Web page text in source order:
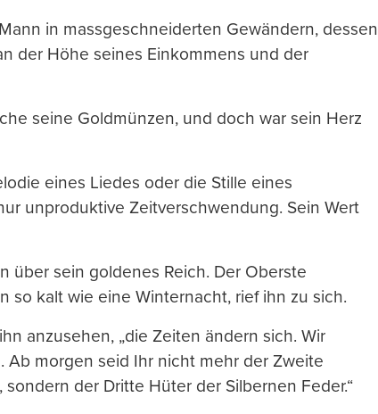
in massgeschneiderten Gewändern, dessen
der Höhe seines Einkommens und der
seine Goldmünzen, und doch war sein Herz
eines Liedes oder die Stille eines
unproduktive Zeitverschwendung. Sein Wert
über sein goldenes Reich. Der Oberste
so kalt wie eine Winternacht, rief ihn zu sich.
anzusehen, „die Zeiten ändern sich. Wir
Ab morgen seid Ihr nicht mehr der Zweite
der Dritte Hüter der Silbernen Feder.“